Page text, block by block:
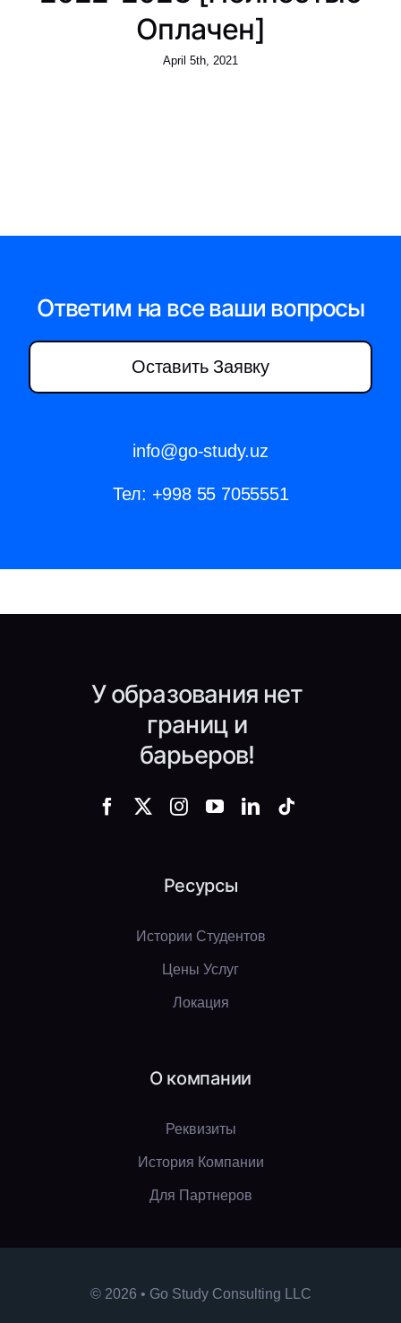
Оплачен]
April 5th, 2021
Ответим на все ваши вопросы
Оставить Заявку
info@go-study.uz
Тел: +998 55 7055551
У образования нет
границ и
барьеров!
Ресурсы
Истории Студентов
Цены Услуг
Локация
О компании
Реквизиты
История Компании
Для Партнеров
© 2026 • Go Study Consulting LLC